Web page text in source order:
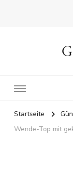
Startseite
Wende-Top mit